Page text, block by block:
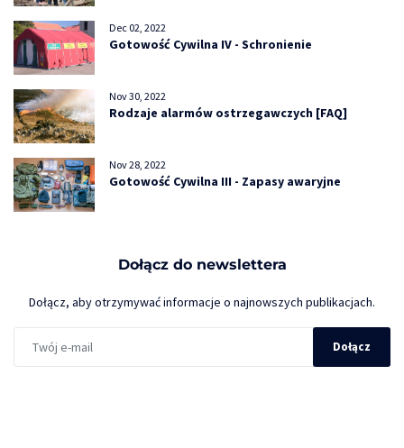
Dec 02, 2022
Gotowość Cywilna IV - Schronienie
Nov 30, 2022
Rodzaje alarmów ostrzegawczych [FAQ]
Nov 28, 2022
Gotowość Cywilna III - Zapasy awaryjne
Dołącz do newslettera
Dołącz, aby otrzymywać informacje o najnowszych publikacjach.
Dołącz